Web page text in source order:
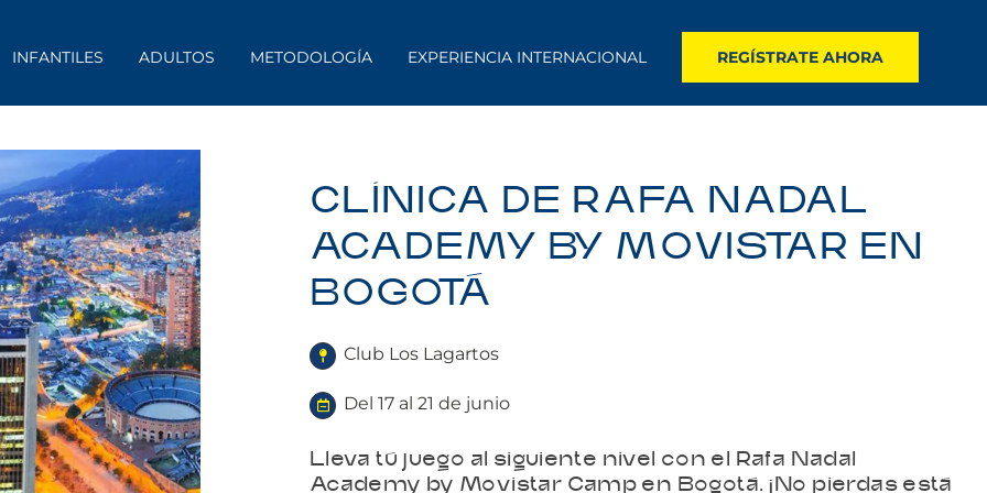
INFANTILES ADULTOS METODOLOGÍA EXPERIENCIA INTERNACIONAL REGÍSTRATE AHORA
CLÍNICA DE RAFA NADAL
ACADEMY BY MOVISTAR EN
BOGOTÁ
Club Los Lagartos
Del 17 al 21 de junio
Lleva tú juego al siguiente nivel con el Rafa Nadal
Academy by Movistar Camp en Bogotá. ¡No pierdas está